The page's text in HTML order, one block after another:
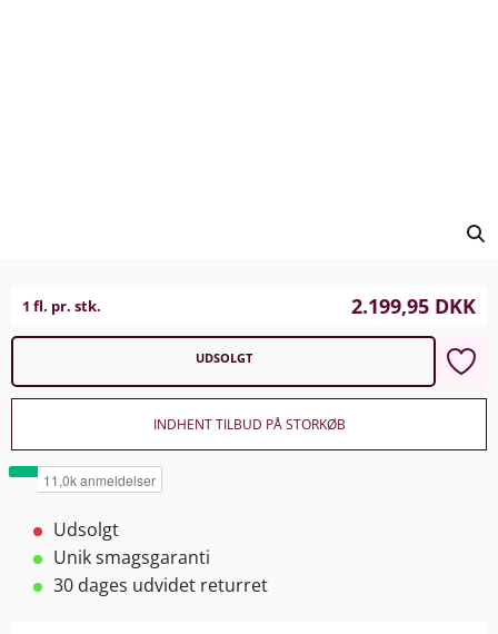
1 fl. pr. stk. 2.199,95 DKK
UDSOLGT
INDHENT TILBUD PÅ STORKØB
Udsolgt
Unik smagsgaranti
30 dages udvidet returret